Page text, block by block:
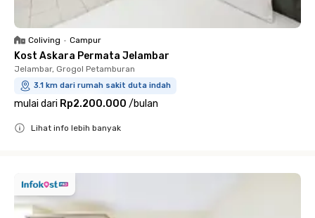
Coliving • Campur
Kost Askara Permata Jelambar
Jelambar, Grogol Petamburan
3.1 km dari rumah sakit duta indah
mulai dari Rp2.200.000 /bulan
Lihat info lebih banyak